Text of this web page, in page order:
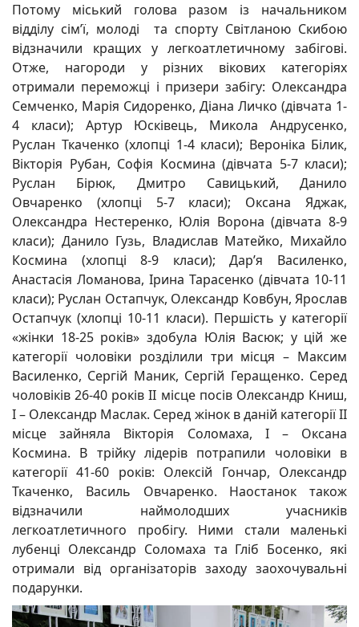
Потому міський голова разом із начальником
відділу сім’ї, молоді та спорту Світланою Скибою
відзначили кращих у легкоатлетичному забігові.
Отже, нагороди у різних вікових категоріях
отримали переможці і призери забігу: Олександра
Семченко, Марія Сидоренко, Діана Личко (дівчата 1-
4 класи); Артур Юсківець, Микола Андрусенко,
Руслан Ткаченко (хлопці 1-4 класи); Вероніка Білик,
Вікторія Рубан, Софія Космина (дівчата 5-7 класи);
Руслан Бірюк, Дмитро Савицький, Данило
Овчаренко (хлопці 5-7 класи); Оксана Яджак,
Олександра Нестеренко, Юлія Ворона (дівчата 8-9
класи); Данило Гузь, Владислав Матейко, Михайло
Космина (хлопці 8-9 класи); Дар’я Василенко,
Анастасія Ломанова, Ірина Тарасенко (дівчата 10-11
класи); Руслан Остапчук, Олександр Ковбун, Ярослав
Остапчук (хлопці 10-11 класи). Першість у категорії
«жінки 18-25 років» здобула Юлія Васюк; у цій же
категорії чоловіки розділили три місця – Максим
Василенко, Сергій Маник, Сергій Геращенко. Серед
чоловіків 26-40 років ІІ місце посів Олександр Книш,
І – Олександр Маслак. Серед жінок в даній категорії ІІ
місце зайняла Вікторія Соломаха, І – Оксана
Космина. В трійку лідерів потрапили чоловіки в
категорії 41-60 років: Олексій Гончар, Олександр
Ткаченко, Василь Овчаренко. Наостанок також
відзначили наймолодших учасників
легкоатлетичного пробігу. Ними стали маленькі
лубенці Олександр Соломаха та Гліб Босенко, які
отримали від організаторів заходу заохочувальні
подарунки.